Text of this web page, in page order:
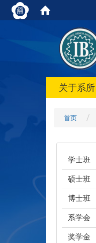
关于系所
首页
学士班
硕士班
博士班
系学会
奖学金